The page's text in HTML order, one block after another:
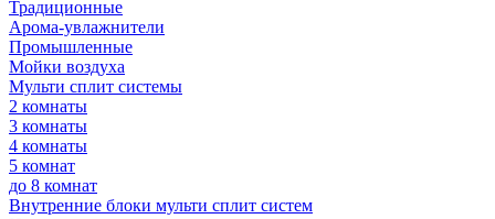
Традиционные
Арома-увлажнители
Промышленные
Мойки воздуха
Мульти сплит системы
2 комнаты
3 комнаты
4 комнаты
5 комнат
до 8 комнат
Внутренние блоки мульти сплит систем